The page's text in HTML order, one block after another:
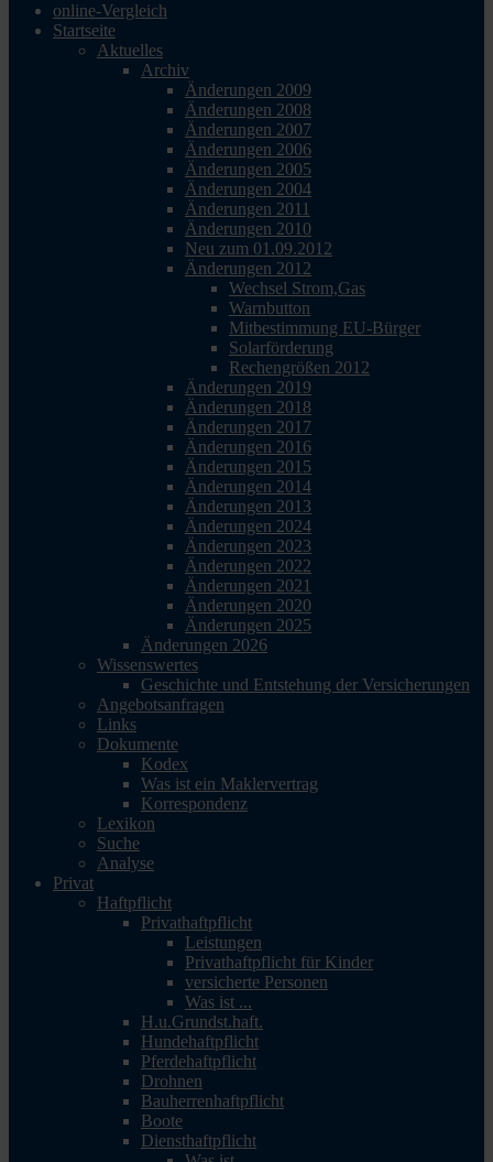
online-Vergleich
Startseite
Aktuelles
Archiv
Änderungen 2009
Änderungen 2008
Änderungen 2007
Änderungen 2006
Änderungen 2005
Änderungen 2004
Änderungen 2011
Änderungen 2010
Neu zum 01.09.2012
Änderungen 2012
Wechsel Strom,Gas
Warnbutton
Mitbestimmung EU-Bürger
Solarförderung
Rechengrößen 2012
Änderungen 2019
Änderungen 2018
Änderungen 2017
Änderungen 2016
Änderungen 2015
Änderungen 2014
Änderungen 2013
Änderungen 2024
Änderungen 2023
Änderungen 2022
Änderungen 2021
Änderungen 2020
Änderungen 2025
Änderungen 2026
Wissenswertes
Geschichte und Entstehung der Versicherungen
Angebotsanfragen
Links
Dokumente
Kodex
Was ist ein Maklervertrag
Korrespondenz
Lexikon
Suche
Analyse
Privat
Haftpflicht
Privathaftpflicht
Leistungen
Privathaftpflicht für Kinder
versicherte Personen
Was ist ...
H.u.Grundst.haft.
Hundehaftpflicht
Pferdehaftpflicht
Drohnen
Bauherrenhaftpflicht
Boote
Diensthaftpflicht